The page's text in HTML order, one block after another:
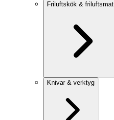
Friluftskök & friluftsmat
Knivar & verktyg